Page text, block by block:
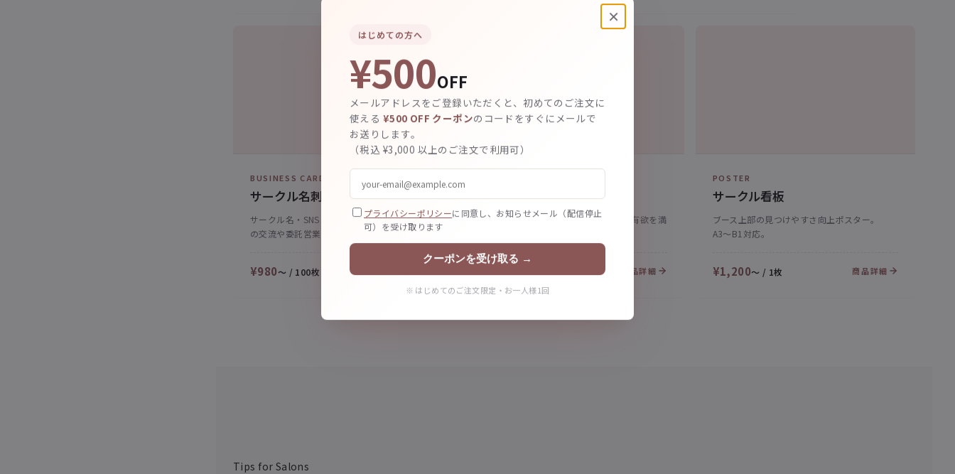
BUSINESS CARD
サークル名刺
サークル名・SNS・取扱委託先入り。同業者と
の交流や委託営業に。
¥980〜 / 100枚
ステッカー
おまけ・特典として配布。ファンの所有欲を満
商品詳細
POSTER
サークル看板
ブース上部の見つけやすさ向上ポスター。
A3〜B1対応。
¥1,200〜 / 1枚 商品詳細
Tips for Salons
×
はじめての方へ
¥500OFF
メールアドレスをご登録いただくと、初めてのご注文に
使える ¥500 OFF クーポンのコードをすぐにメールで
お送りします。
（税込 ¥3,000 以上のご注文で利用可）
プライバシーポリシーに同意し、お知らせメール（配信停止
可）を受け取ります
クーポンを受け取る →
※ はじめてのご注文限定・お一人様1回